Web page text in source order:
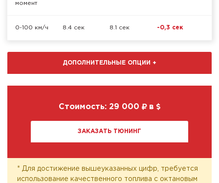
момент
0-100 км/ч 8.4 сек 8.1 сек -0,3 сек
ДОПОЛНИТЕЛЬНЫЕ ОПЦИИ +
Стоимость: 29 000 в
ЗАКАЗАТЬ ТЮНИНГ
* Для достижение вышеуказанных цифр, требуется
использование качественного топлива с октановым